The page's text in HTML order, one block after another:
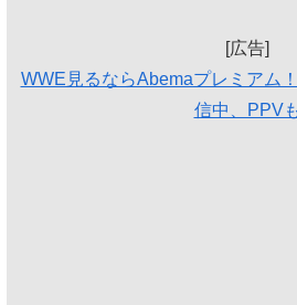
[広告]
WWE見るならAbemaプレミアム
信中、PPV